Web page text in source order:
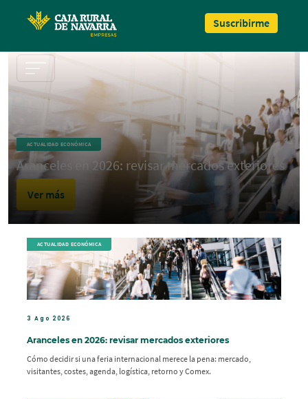
Suscribirme
ACTUALIDAD ECONÓMICA
Aranceles en 2026: revisar mercados exteriores
Ver más
ACTUALIDAD ECONÓMICA
3 Ago 2026
Aranceles en 2026: revisar mercados exteriores
Cómo decidir si una feria internacional merece la pena: mercado,
visitantes, costes, agenda, logística, retorno y Comex.